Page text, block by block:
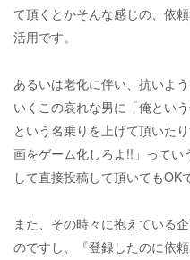
て頂くとかそんな感じの、依
活用です。
あるいは老化に伴い、抗いよ
いくこの哀れな男に「俺とい
という名乗りを上げて頂いた
画をゲーム化しろよ!!」って
して直接投稿して頂いてもOK
また、その時々に抱えている
のですし、『登録したのに依